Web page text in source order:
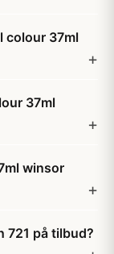
colour 37ml
37ml
winsor
721 på tilbud?